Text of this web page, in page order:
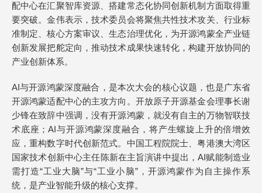
配中心在汇聚智库资源、搭建常态化协同创新机制方面取得重
要突破。金伟表示，技术委员会将聚焦共性技术攻关、行业标
准制定、核心方案审议、生态治理优化，为开源鸿蒙全产业链
创新发展把舵定向，推动技术成果快速转化，构建开放协同的
产业创新体系。
AI与开源鸿蒙深度融合，是本次大会的核心议题，也是广东省
开源鸿蒙适配中心的主攻方向。开放原子开源基金会理事长谢
少锋在致辞中强调，没有开源鸿蒙，就没有自主的万物智联技
术底座；AI与开源鸿蒙深度融合，将产生螺旋上升的倍增效
应，重构数字时代创新范式。中国工程院院士、粤港澳大湾区
国家技术创新中心主任陈新在主旨演讲中提出，AI赋能制造业
需打造“工业大脑”与“工业小脑”，开源鸿蒙作为自主操作系
统，是产业智能升级的核心支撑。